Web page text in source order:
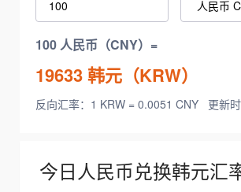
100 人民币（CNY）=
19633韩元（KRW）
反向汇率：1 KRW = 0.0051 CNY 更新
今日人民币兑换韩元汇